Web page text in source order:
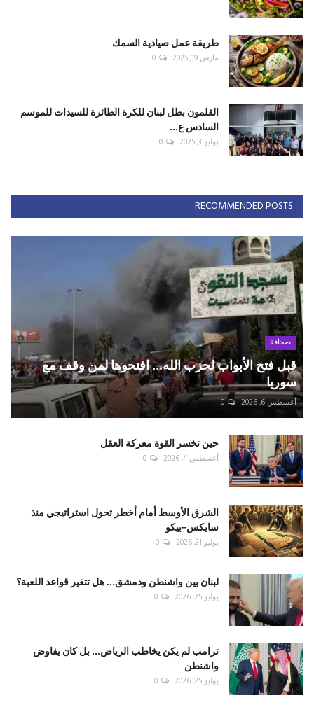
طريقة عمل صيادية السمك
مارس 19, 2025 0
القلمون بطل لبنان للكرة الطائرة للسيدات للموسم
السادس ع...
يوليو 3, 2025 0
RECOMMENDED POSTS
صحافة
قبل فتح الأبواب لحزب الله... افتحوها لمن وقف مع
سوريا
أغسطس 6, 2026 0
حين تخسر القوة معركة العقل
أغسطس 4, 2026 0
الشرق الأوسط أمام أخطر تحول استراتيجي منذ
سايكس–بيكو
يوليو 31, 2026 0
لبنان بين واشنطن ودمشق... هل تتغير قواعد اللعبة؟
يوليو 25, 2026 0
ترامب لم يكن يخاطب الرياض... بل كان يفاوض
واشنطن
يوليو 25, 2026 0